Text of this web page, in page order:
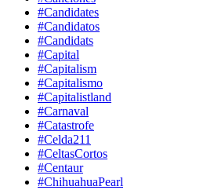
#Candidates
#Candidatos
#Candidats
#Capital
#Capitalism
#Capitalismo
#Capitalistland
#Carnaval
#Catastrofe
#Celda211
#CeltasCortos
#Centaur
#ChihuahuaPearl